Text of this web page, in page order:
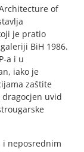
of
je pratio
BiH 1986.
a i u
iako je
zaštite
uvid
i neposrednim